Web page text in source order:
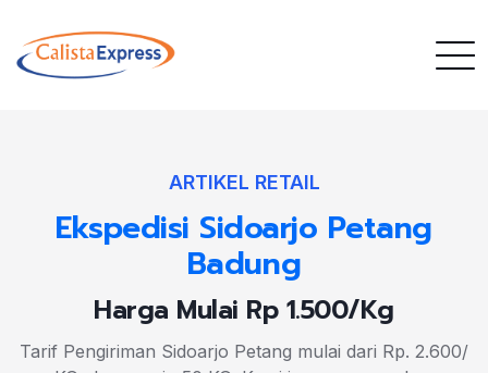
ARTIKEL RETAIL
Ekspedisi Sidoarjo Petang
Badung
Harga Mulai Rp 1.500/Kg
Tarif Pengiriman Sidoarjo Petang mulai dari Rp. 2.600/